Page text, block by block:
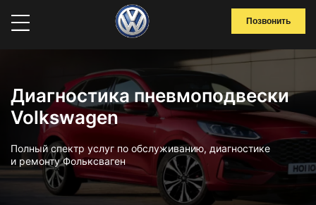
Позвонить
Диагностика пневмоподвески
Volkswagen
Полный спектр услуг по обслуживанию, диагностике
и ремонту Фольксваген